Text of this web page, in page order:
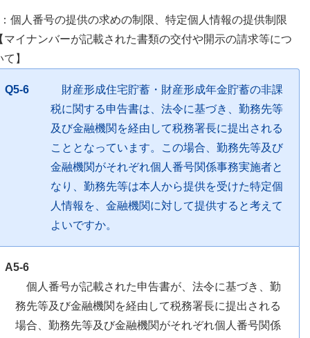
個人番号の提供の求めの制限、特定個人情報の提供制限
マイナンバーが記載された書類の交付や開示の請求等につ
て】
Q5-6
財産形成住宅貯蓄・財産形成年金貯蓄の非課
税に関する申告書は、法令に基づき、勤務先等
及び金融機関を経由して税務署長に提出される
こととなっています。この場合、勤務先等及び
金融機関がそれぞれ個人番号関係事務実施者と
なり、勤務先等は本人から提供を受けた特定個
人情報を、金融機関に対して提供すると考えて
よいですか。
A5-6
個人番号が記載された申告書が、法令に基づき、勤
務先等及び金融機関を経由して税務署長に提出される
場合、勤務先等及び金融機関がそれぞれ個人番号関係